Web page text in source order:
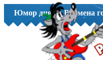
Юмор дня..»Времена